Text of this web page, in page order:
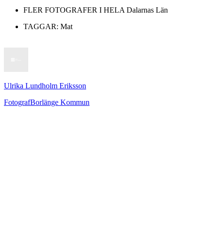
FLER FOTOGRAFER I HELA Dalarnas Län
TAGGAR: Mat
Ulrika Lundholm Eriksson
FotografBorlänge Kommun